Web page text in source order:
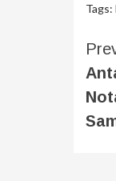
Tags: